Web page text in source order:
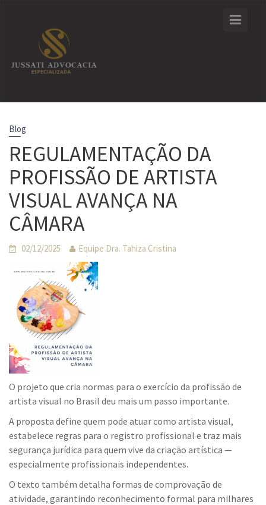
Blog
REGULAMENTAÇÃO DA
PROFISSÃO DE ARTISTA
VISUAL AVANÇA NA
CÂMARA
02/12/2025 Equipe Dra. Tahiza Cristina
O projeto que cria normas para o exercício da profissão de
artista visual no Brasil deu mais um passo importante.
A proposta define quem pode atuar como artista visual,
estabelece regras para o registro profissional e traz mais
segurança jurídica para quem vive da criação artística —
especialmente profissionais independentes.
O texto também detalha formas de comprovação de
atividade, garantindo reconhecimento formal para milhares